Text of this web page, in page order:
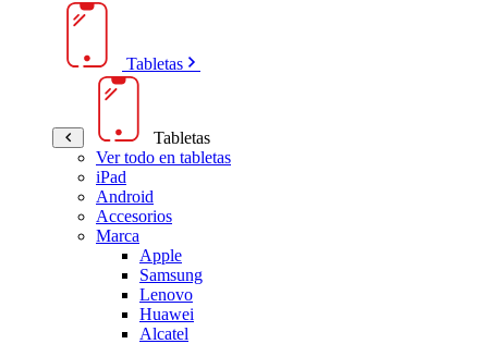
Tabletas
Tabletas
Ver todo en tabletas
iPad
Android
Accesorios
Marca
Apple
Samsung
Lenovo
Huawei
Alcatel